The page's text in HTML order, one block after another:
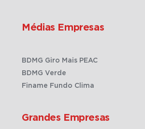
Médias Empresas
BDMG Giro Mais PEAC
BDMG Verde
Finame Fundo Clima
Grandes Empresas